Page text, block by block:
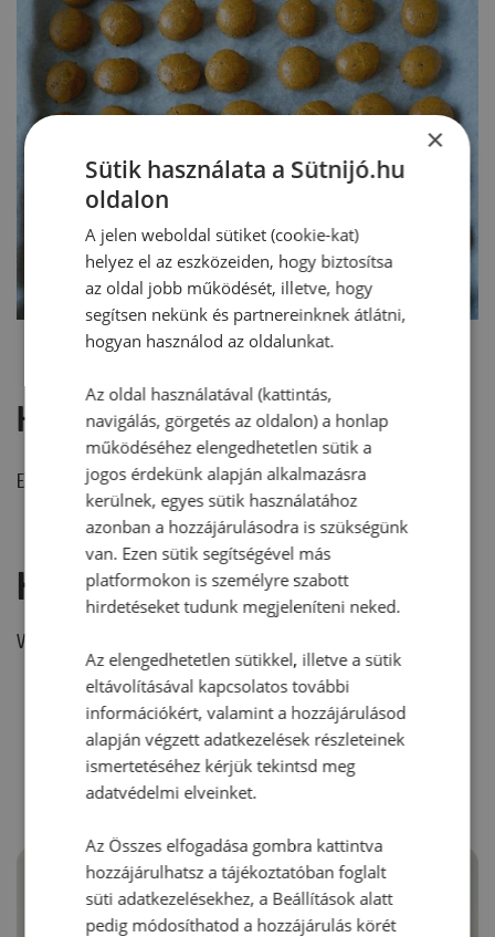
Hozzászólások
Ehhez a recepthez még nem érkezett hozzászólás.
Hozzászólás írása
Vélemény írásához, kérjük,
RECEPTAJÁNLÓ
×
Sütik használata a Sütnijó.hu
oldalon
A jelen weboldal sütiket (cookie-kat)
helyez el az eszközeiden, hogy biztosítsa
az oldal jobb működését, illetve, hogy
segítsen nekünk és partnereinknek átlátni,
hogyan használod az oldalunkat.
Az oldal használatával (kattintás,
navigálás, görgetés az oldalon) a honlap
működéséhez elengedhetetlen sütik a
jogos érdekünk alapján alkalmazásra
kerülnek, egyes sütik használatához
azonban a hozzájárulásodra is szükségünk
van. Ezen sütik segítségével más
platformokon is személyre szabott
hirdetéseket tudunk megjeleníteni neked.
Az elengedhetetlen sütikkel, illetve a sütik
eltávolításával kapcsolatos további
információkért, valamint a hozzájárulásod
alapján végzett adatkezelések részleteinek
ismertetéséhez kérjük tekintsd meg
adatvédelmi elveinket.
Az Összes elfogadása gombra kattintva
hozzájárulhatsz a tájékoztatóban foglalt
süti adatkezelésekhez, a Beállítások alatt
pedig módosíthatod a hozzájárulás körét